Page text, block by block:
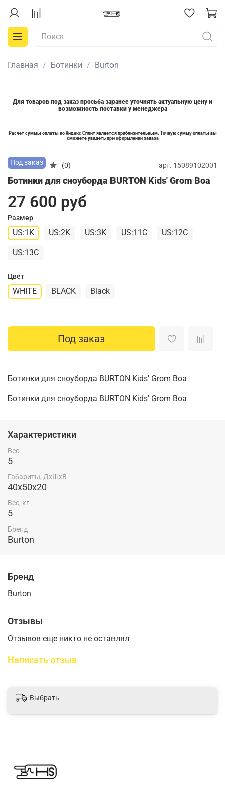
Главная Ботинки Burton
Для товаров под заказ просьба заранее уточнять актуальную цену и
возможность поставки у менеджера
Расчет суммы оплаты по Яндекс Сплит является приблизительным. Точную сумму оплаты вы
сможете увидеть при оформлении заказа
Под заказ (0) арт. 15089102001
Ботинки для сноуборда BURTON Kids' Grom Boa
27 600 руб
Размер
US:1K US:2K US:3K US:11C US:12C
US:13C
Цвет
WHITE BLACK Black
Под заказ
Ботинки для сноуборда BURTON Kids' Grom Boa
Ботинки для сноуборда BURTON Kids' Grom Boa
Характеристики
Вес
5
Габариты, ДхШхВ
40х50х20
Вес, кг
5
Бренд
Burton
Бренд
Burton
Отзывы
Отзывов еще никто не оставлял
Написать отзыв
Выбрать